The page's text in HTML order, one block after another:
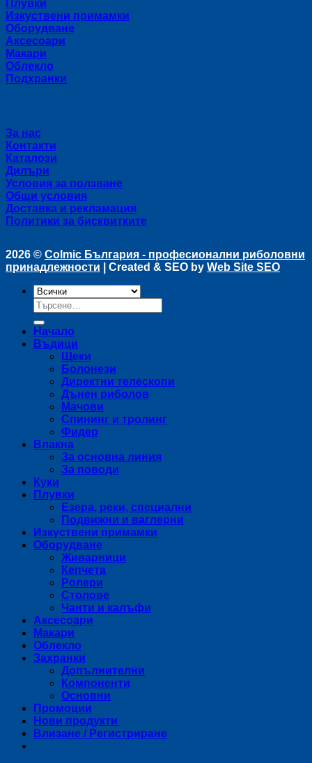
Плувки
Изкуствени примамки
Оборудване
Аксесоари
Макари
Облекло
Подхранки
За нас
Контакти
Каталози
Дилъри
Условия за ползване
Общи условия
Доставка и рекламация
Политики за бисквитките
2026 © Colmic България - професионални риболовни
принадлежности | Created & SEO by Web Site SEO
Търсене
за:
Начало
Въдици
Щеки
Болонези
Директни телескопи
Дънен риболов
Мачови
Спининг и тролинг
Фидер
Влакна
За основна линия
За поводи
Куки
Плувки
Езера, реки, специални
Подвижни и ваглерни
Изкуствени примамки
Оборудване
Живарници
Кепчета
Ролери
Столове
Чанти и калъфи
Аксесоари
Макари
Облекло
Захранки
Допълнителни
Компоненти
Основни
Промоции
Нови продукти
Влизане / Регистриране